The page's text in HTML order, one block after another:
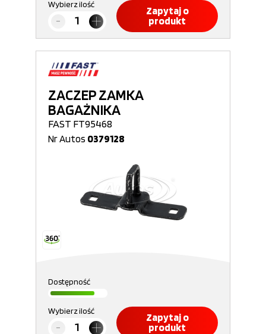
Wybierz ilość
Zapytaj o
produkt
ZACZEP ZAMKA
BAGAŻNIKA
FAST FT95468
Nr Autos 0379128
Dostępność
Wybierz ilość
Zapytaj o
produkt